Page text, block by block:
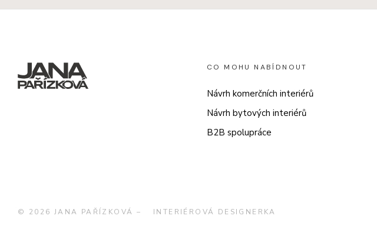
CO MOHU NABÍDNOUT
Návrh komerčních interiérů
Návrh bytových interiérů
B2B spolupráce
© 2026 JANA PAŘÍZKOVÁ –⁠⁠⁠⁠⁠⁠ INTERIÉROVÁ DESIGNERKA